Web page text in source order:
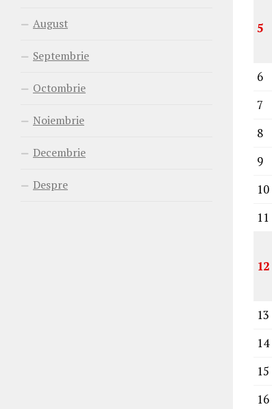
5
6
7
8
9
10
11
12
13
14
15
16
August
Septembrie
Octombrie
Noiembrie
Decembrie
Despre